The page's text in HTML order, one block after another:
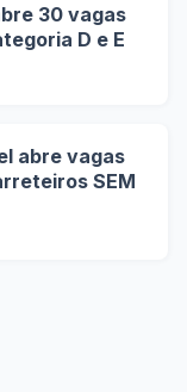
30 vagas
D e E
abre vagas
SEM